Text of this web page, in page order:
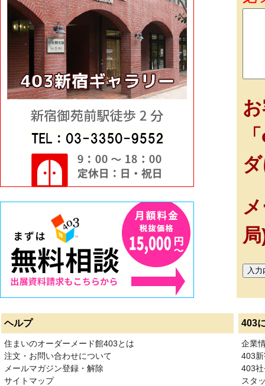
ヘルプ 403
住まいのオーダーメード館403とは
注文・お問い合わせについて
メールマガジン登録・解除
サイトマップ
企業
403
403
スタ